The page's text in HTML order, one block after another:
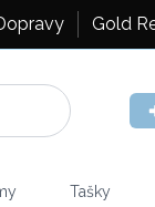
Gold
Tašky